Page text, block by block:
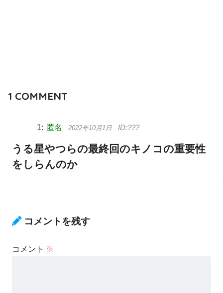
1 COMMENT
匿名 2022年10月1日
うる星やつらの最終回のキノコの重要性
をしらんのか
コメントを残す
コメント ※